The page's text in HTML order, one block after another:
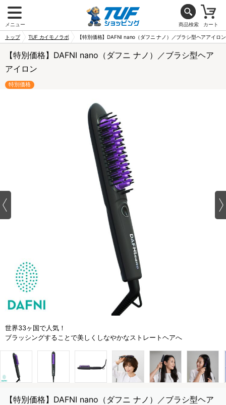
メニュー 商品検索 カート
トップ TUF カイモノラボ 【特別価格】DAFNI nano（ダフニ ナノ）／ブラシ型ヘアアイロン
【特別価格】DAFNI nano（ダフニ ナノ）／ブラシ型ヘア
アイロン
特別価格
世界33ヶ国で人気！
ブラッシングすることで美しくしなやかなストレートヘアへ
【特別価格】DAFNI nano（ダフニ ナノ）／ブラシ型ヘア